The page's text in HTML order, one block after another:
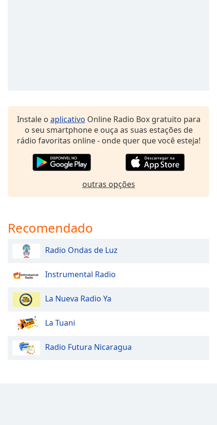
Opacity
Style
Font
Family
Done
Modal
Dialog
dialog
window.
Instale o aplicativo Online Radio Box gratuito para
o seu smartphone e ouça as suas estações de
rádio favoritas online - onde quer que você esteja!
outras opções
Recomendado
Radio Ondas de Luz
Instrumental Radio
La Nueva Radio Ya
La Tuani
Radio Futura Nicaragua